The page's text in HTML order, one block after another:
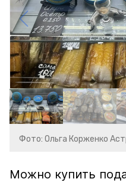
Фото: Ольга Корженко
Можно купить